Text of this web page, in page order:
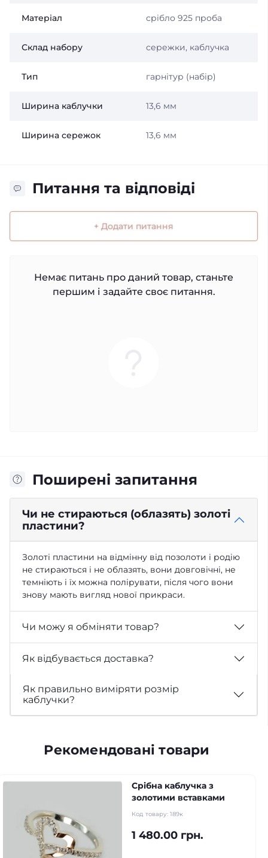
Матеріал срібло 925 проба
Склад набору сережки, каблучка
Тип гарнітур (набір)
Ширина каблучки 13,6 мм
Ширина сережок 13,6 мм
Питання та відповіді
+ Додати питання
Немає питань про даний товар, станьте
першим і задайте своє питання.
Поширені запитання
Чи не стираються (облазять) золоті
пластини?
Золоті пластини на відмінну від позолоти і родію
не стираються і не облазять, вони довговічні, не
темніють і їх можна полірувати, після чого вони
знову мають вигляд нової прикраси.
Чи можу я обміняти товар?
Як відбувається доставка?
Як правильно виміряти розмір
каблучки?
Рекомендовані товари
Срібна каблучка з
золотими вставками
Код товару: 189к
1 480.00 грн.